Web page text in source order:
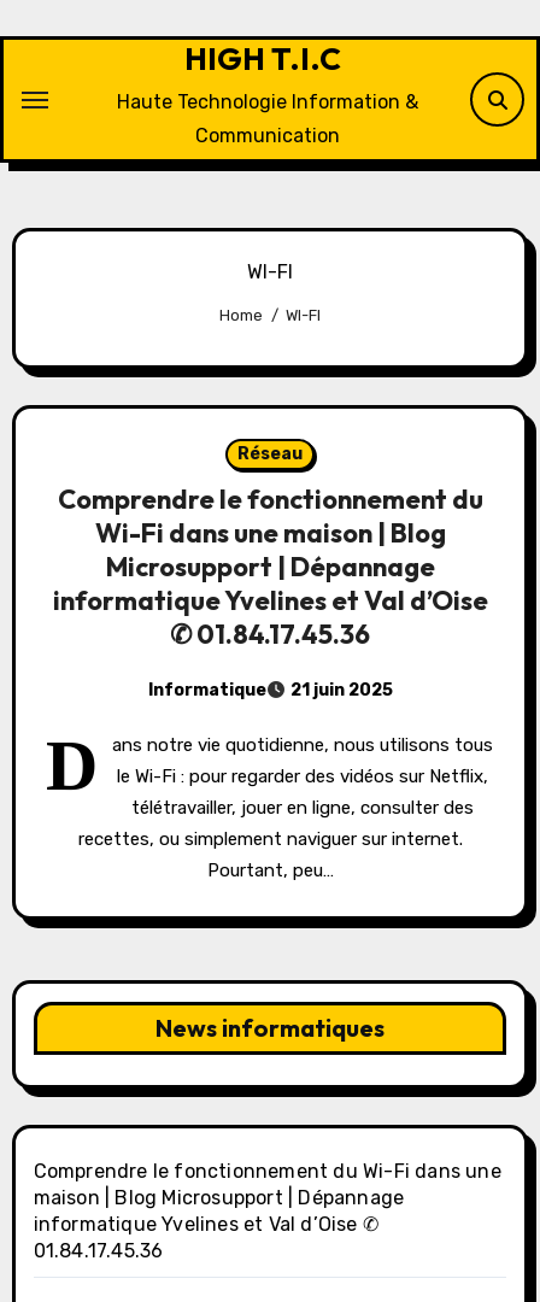
HIGH T.I.C
Haute Technologie Information &
Communication
WI-FI
Home WI-FI
Réseau
Comprendre le fonctionnement du
Wi-Fi dans une maison | Blog
Microsupport | Dépannage
informatique Yvelines et Val d’Oise
✆ 01.84.17.45.36
Informatique 21 juin 2025
D
ans notre vie quotidienne, nous utilisons tous
le Wi-Fi : pour regarder des vidéos sur Netflix,
télétravailler, jouer en ligne, consulter des
recettes, ou simplement naviguer sur internet.
Pourtant, peu…
News informatiques
Comprendre le fonctionnement du Wi-Fi dans une
maison | Blog Microsupport | Dépannage
informatique Yvelines et Val d’Oise ✆
01.84.17.45.36